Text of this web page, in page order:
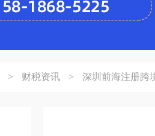
> 财税资讯 > 深圳前海注册跨